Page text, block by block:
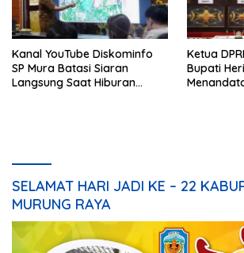
Kanal YouTube Diskominfo
SP Mura Batasi Siaran
Langsung Saat Hiburan
Ketua
Bupati
SELAMAT HARI JADI KE – 22
MURUNG RAYA